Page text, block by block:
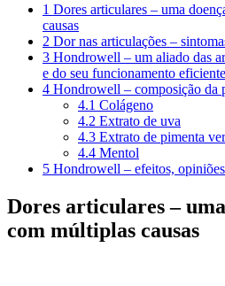
1 Dores articulares – uma
causas
2 Dor nas articulações –
3 Hondrowell – um aliado das
e do seu funcionamento eficiente
4 Hondrowell – composição da
4.1 Colágeno
4.2 Extrato de uva
4.3 Extrato de pimenta
4.4 Mentol
5 Hondrowell – efeitos, opiniões
Dores articulares –
com múltiplas causas